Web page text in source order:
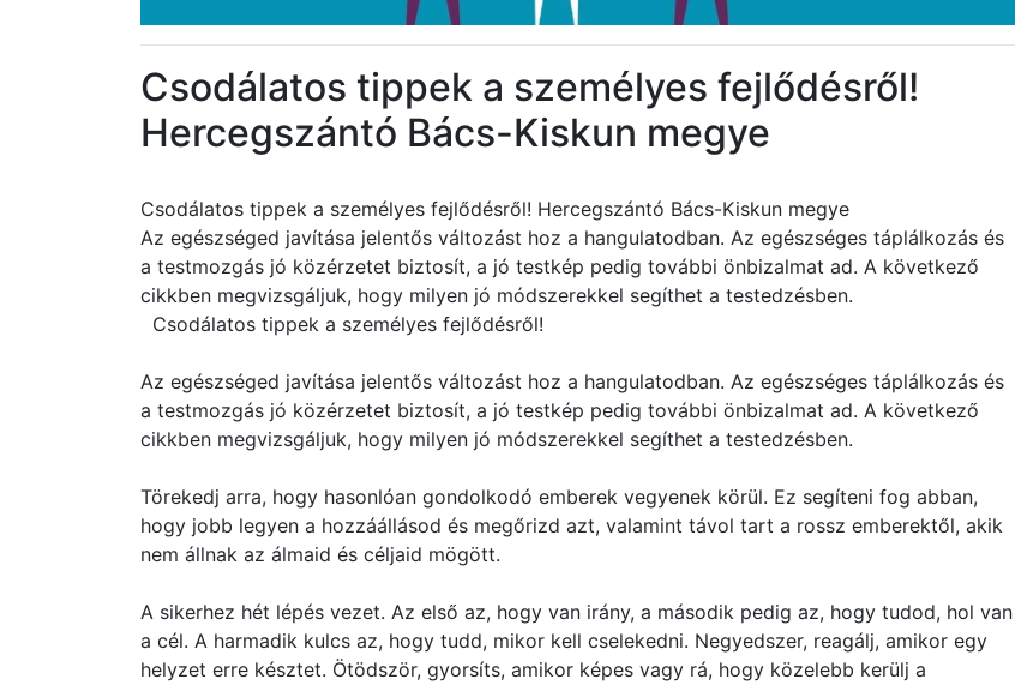
Csodálatos tippek a személyes fejlődésről!
Hercegszántó Bács-Kiskun megye
Csodálatos tippek a személyes fejlődésről! Hercegszántó Bács-Kiskun megye
Az egészséged javítása jelentős változást hoz a hangulatodban. Az egészséges táplálkozás és
a testmozgás jó közérzetet biztosít, a jó testkép pedig további önbizalmat ad. A következő
cikkben megvizsgáljuk, hogy milyen jó módszerekkel segíthet a testedzésben.
Csodálatos tippek a személyes fejlődésről!
Az egészséged javítása jelentős változást hoz a hangulatodban. Az egészséges táplálkozás és
a testmozgás jó közérzetet biztosít, a jó testkép pedig további önbizalmat ad. A következő
cikkben megvizsgáljuk, hogy milyen jó módszerekkel segíthet a testedzésben.
Törekedj arra, hogy hasonlóan gondolkodó emberek vegyenek körül. Ez segíteni fog abban,
hogy jobb legyen a hozzáállásod és megőrizd azt, valamint távol tart a rossz emberektől, akik
nem állnak az álmaid és céljaid mögött.
A sikerhez hét lépés vezet. Az első az, hogy van irány, a második pedig az, hogy tudod, hol van
a cél. A harmadik kulcs az, hogy tudd, mikor kell cselekedni. Negyedszer, reagálj, amikor egy
helyzet erre késztet. Ötödször, gyorsíts, amikor képes vagy rá, hogy közelebb kerülj a